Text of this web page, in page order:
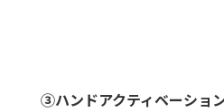
③ハンドアクティベーショ